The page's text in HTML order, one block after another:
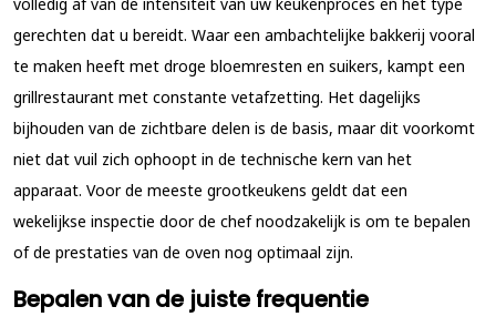
gerechten dat u bereidt. Waar een ambachtelijke bakkerij vooral
te maken heeft met droge bloemresten en suikers, kampt een
grillrestaurant met constante vetafzetting. Het dagelijks
bijhouden van de zichtbare delen is de basis, maar dit voorkomt
niet dat vuil zich ophoopt in de technische kern van het
apparaat. Voor de meeste grootkeukens geldt dat een
wekelijkse inspectie door de chef noodzakelijk is om te bepalen
of de prestaties van de oven nog optimaal zijn.
Bepalen van de juiste frequentie